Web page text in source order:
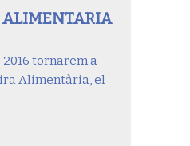
tornarem a
Alimentària, el